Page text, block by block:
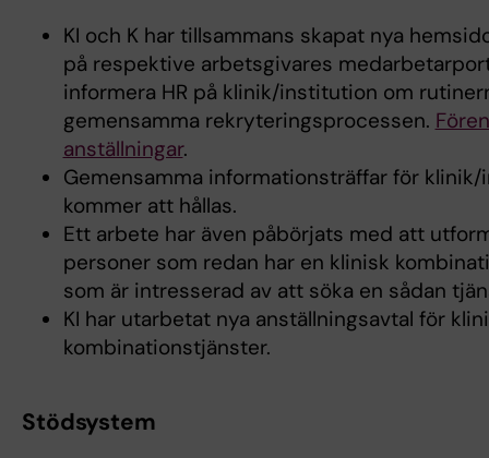
KI och K har tillsammans skapat nya
på respektive arbetsgivares
informera HR på klinik/institution om
gemensamma rekryteringsprocessen.
anställningar.
Gemensamma informationsträffar för
kommer att hållas.
Ett arbete har även påbörjats med att
personer som redan har en klinisk
som är intresserad av att söka en sådan
KI har utarbetat nya anställningsavtal för
kombinationstjänster.
Stödsystem